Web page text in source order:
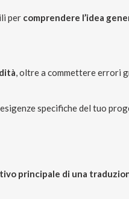
per comprendere l’idea
, oltre a commettere errori
specifiche del tuo
principale di una